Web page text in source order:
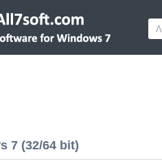
7 (32/64 bit)